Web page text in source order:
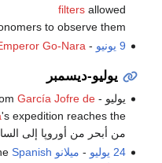
filtersallowed
to observe them.
9 يونيو
-
Go-Nara
يوليو-ديسمبر
يوليو - TheGarcía Jofre de
's expedition reaches the
من أبحر من أوروپا إلى
24 يوليو
- ميلانو Spanish